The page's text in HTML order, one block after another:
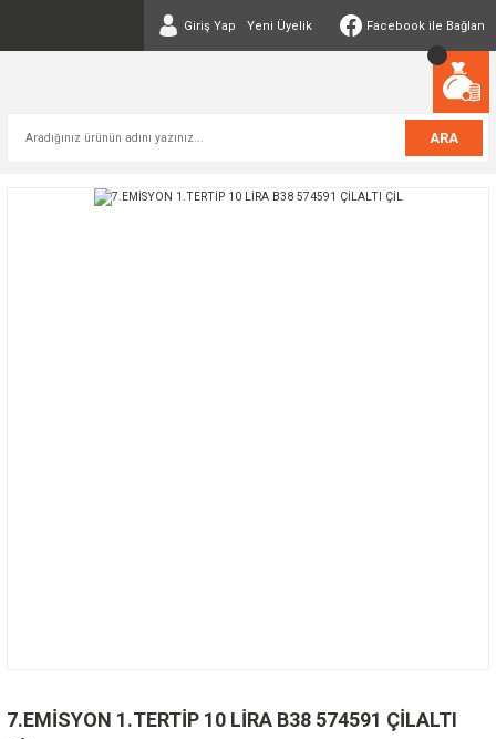
Giriş Yap Yeni Üyelik Facebook ile Bağlan
ARA
7.EMİSYON 1.TERTİP 10 LİRA B38 574591 ÇİLALTI